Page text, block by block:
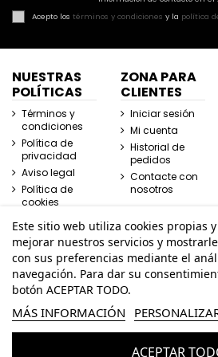
Acepto los términos y condiciones y la política
NUESTRAS
POLÍTICAS
Términos y
condiciones
Política de
privacidad
Aviso legal
Política de
cookies
ZONA PARA
CLIENTES
Iniciar sesión
Mi cuenta
Historial de
pedidos
Contacte con
nosotros
Este sitio web utiliza cookies propias
mejorar nuestros servicios y
con sus preferencias mediante el
navegación. Para dar su
botón ACEPTAR TODO.
MÁS INFORMACIÓN
ACEPTAR